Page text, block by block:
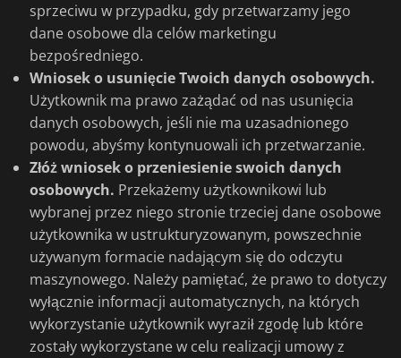
sprzeciwu w przypadku, gdy przetwarzamy jego
dane osobowe dla celów marketingu
bezpośredniego.
Wniosek o usunięcie Twoich danych osobowych.
Użytkownik ma prawo zażądać od nas usunięcia
danych osobowych, jeśli nie ma uzasadnionego
powodu, abyśmy kontynuowali ich przetwarzanie.
Złóż wniosek o przeniesienie swoich danych
osobowych. Przekażemy użytkownikowi lub
wybranej przez niego stronie trzeciej dane osobowe
użytkownika w ustrukturyzowanym, powszechnie
używanym formacie nadającym się do odczytu
maszynowego. Należy pamiętać, że prawo to dotyczy
wyłącznie informacji automatycznych, na których
wykorzystanie użytkownik wyraził zgodę lub które
zostały wykorzystane w celu realizacji umowy z